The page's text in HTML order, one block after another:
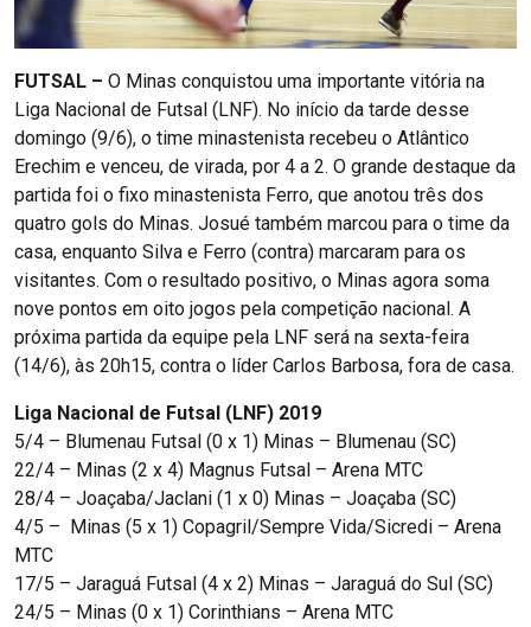
FUTSAL – O Minas conquistou uma importante vitória na
Liga Nacional de Futsal (LNF). No início da tarde desse
domingo (9/6), o time minastenista recebeu o Atlântico
Erechim e venceu, de virada, por 4 a 2. O grande destaque da
partida foi o fixo minastenista Ferro, que anotou três dos
quatro gols do Minas. Josué também marcou para o time da
casa, enquanto Silva e Ferro (contra) marcaram para os
visitantes. Com o resultado positivo, o Minas agora soma
nove pontos em oito jogos pela competição nacional. A
próxima partida da equipe pela LNF será na sexta-feira
(14/6), às 20h15, contra o líder Carlos Barbosa, fora de casa.
Liga Nacional de Futsal (LNF) 2019
5/4 – Blumenau Futsal (0 x 1) Minas – Blumenau (SC)
22/4 – Minas (2 x 4) Magnus Futsal – Arena MTC
28/4 – Joaçaba/Jaclani (1 x 0) Minas – Joaçaba (SC)
4/5 – Minas (5 x 1) Copagril/Sempre Vida/Sicredi – Arena
MTC
17/5 – Jaraguá Futsal (4 x 2) Minas – Jaraguá do Sul (SC)
24/5 – Minas (0 x 1) Corinthians – Arena MTC